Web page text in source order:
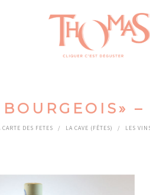
–
CARTE DES FETES / LA CAVE (FÊTES) / LES